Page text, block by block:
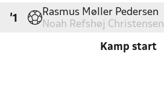
'1
Rasmus Møller Pedersen
Noah Refshøj Christensen
Kamp start